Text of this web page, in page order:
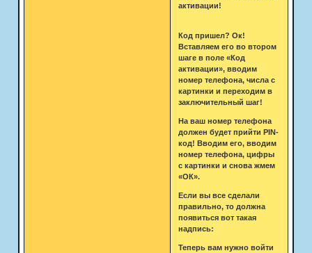
активации!
Код пришел? Ок!
Вставляем его во втором
шаге в поле «Код
активации», вводим
номер телефона, числа с
картинки и переходим в
заключительный шаг!
На ваш номер телефона
должен будет прийти PIN-
код! Вводим его, вводим
номер телефона, цифры
с картинки и снова жмем
«ОК».
Если вы все сделали
правильно, то должна
появиться вот такая
надпись:
Теперь вам нужно войти